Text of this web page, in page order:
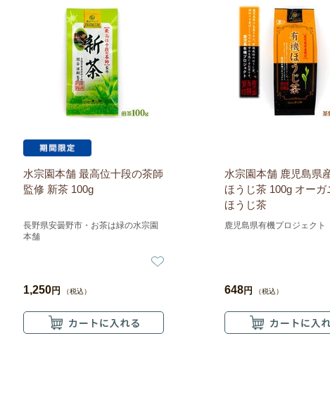
水宗園本舗 最高位十段の茶師
監修 新茶 100g
長野県安曇野市・お茶は緑の水宗園
本舗
1,250円 （税込）
水宗園本舗 鹿児島県
ほうじ茶 100g オーガ
ほうじ茶
鹿児島県有機プロジェクト
648円 （税込）